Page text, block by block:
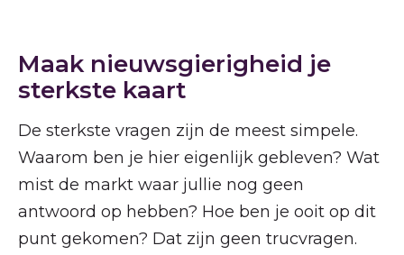
Maak nieuwsgierigheid je
sterkste kaart
De sterkste vragen zijn de meest simpele.
Waarom ben je hier eigenlijk gebleven? Wat
mist de markt waar jullie nog geen
antwoord op hebben? Hoe ben je ooit op dit
punt gekomen? Dat zijn geen trucvragen.